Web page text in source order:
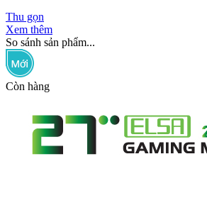
Thu gọn
Xem thêm
So sánh sản phẩm...
Còn hàng